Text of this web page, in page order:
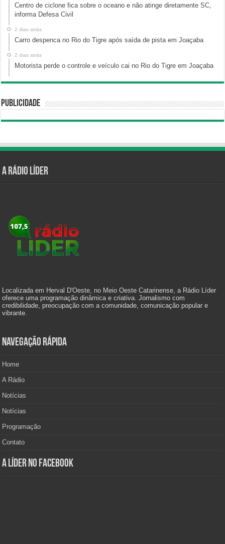
Centro de ciclone fica sobre o oceano e não atinge diretamente SC,
informa Defesa Civil
2 dias atrás
Carro despenca no Rio do Tigre após saída de pista em Joaçaba
2 dias atrás
Motorista perde o controle e veículo cai no Rio do Tigre em Joaçaba
Publicidade
A Rádio Líder
Localizada em Herval D'Oeste, no Meio Oeste Catarinense, a Rádio Líder
oferece uma programação dinâmica e criativa. Jornalismo com
credibilidade, preocupação com a comunidade, comunicação popular e
vibrante.
Navegação Rápida
Home
A Rádio
Notícias
Notícias
Programação
Contato
A Líder no Facebook